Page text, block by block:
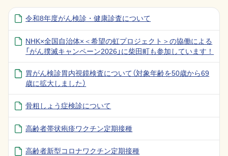
令和8年度がん検診・健康診査について
NHK×全国自治体×＜希望の虹プロジェクト＞の協働による
「がん撲滅キャンペーン2026」に柴田町も参加しています！
胃がん検診胃内視鏡検査について（対象年齢を50歳から69
歳に拡大しました）
骨粗しょう症検診について
高齢者帯状疱疹ワクチン定期接種
高齢者新型コロナワクチン定期接種